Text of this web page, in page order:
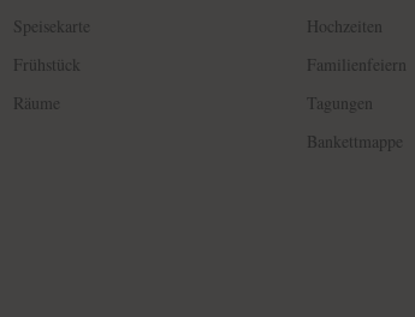
Speisekarte
Frühstück
Räume
Hochzeiten
Familienfeiern
Tagungen
Bankettmappe